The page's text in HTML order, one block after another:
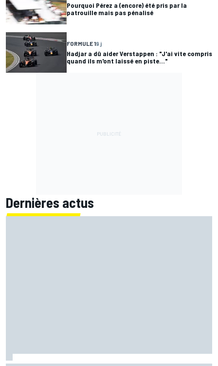
Pourquoi Pérez a (encore) été pris par la
patrouille mais pas pénalisé
FORMULE 19 j
Hadjar a dû aider Verstappen : "J'ai vite compris
quand ils m'ont laissé en piste..."
Dernières actus